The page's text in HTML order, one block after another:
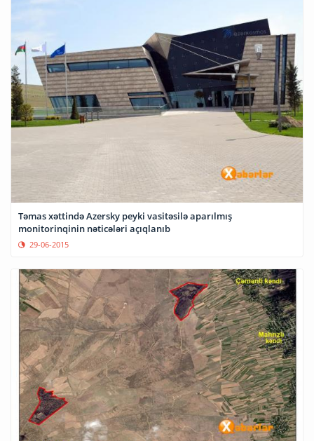
Təmas xəttində Azersky peyki vasitəsilə aparılmış
monitorinqinin nəticələri açıqlanıb
29-06-2015